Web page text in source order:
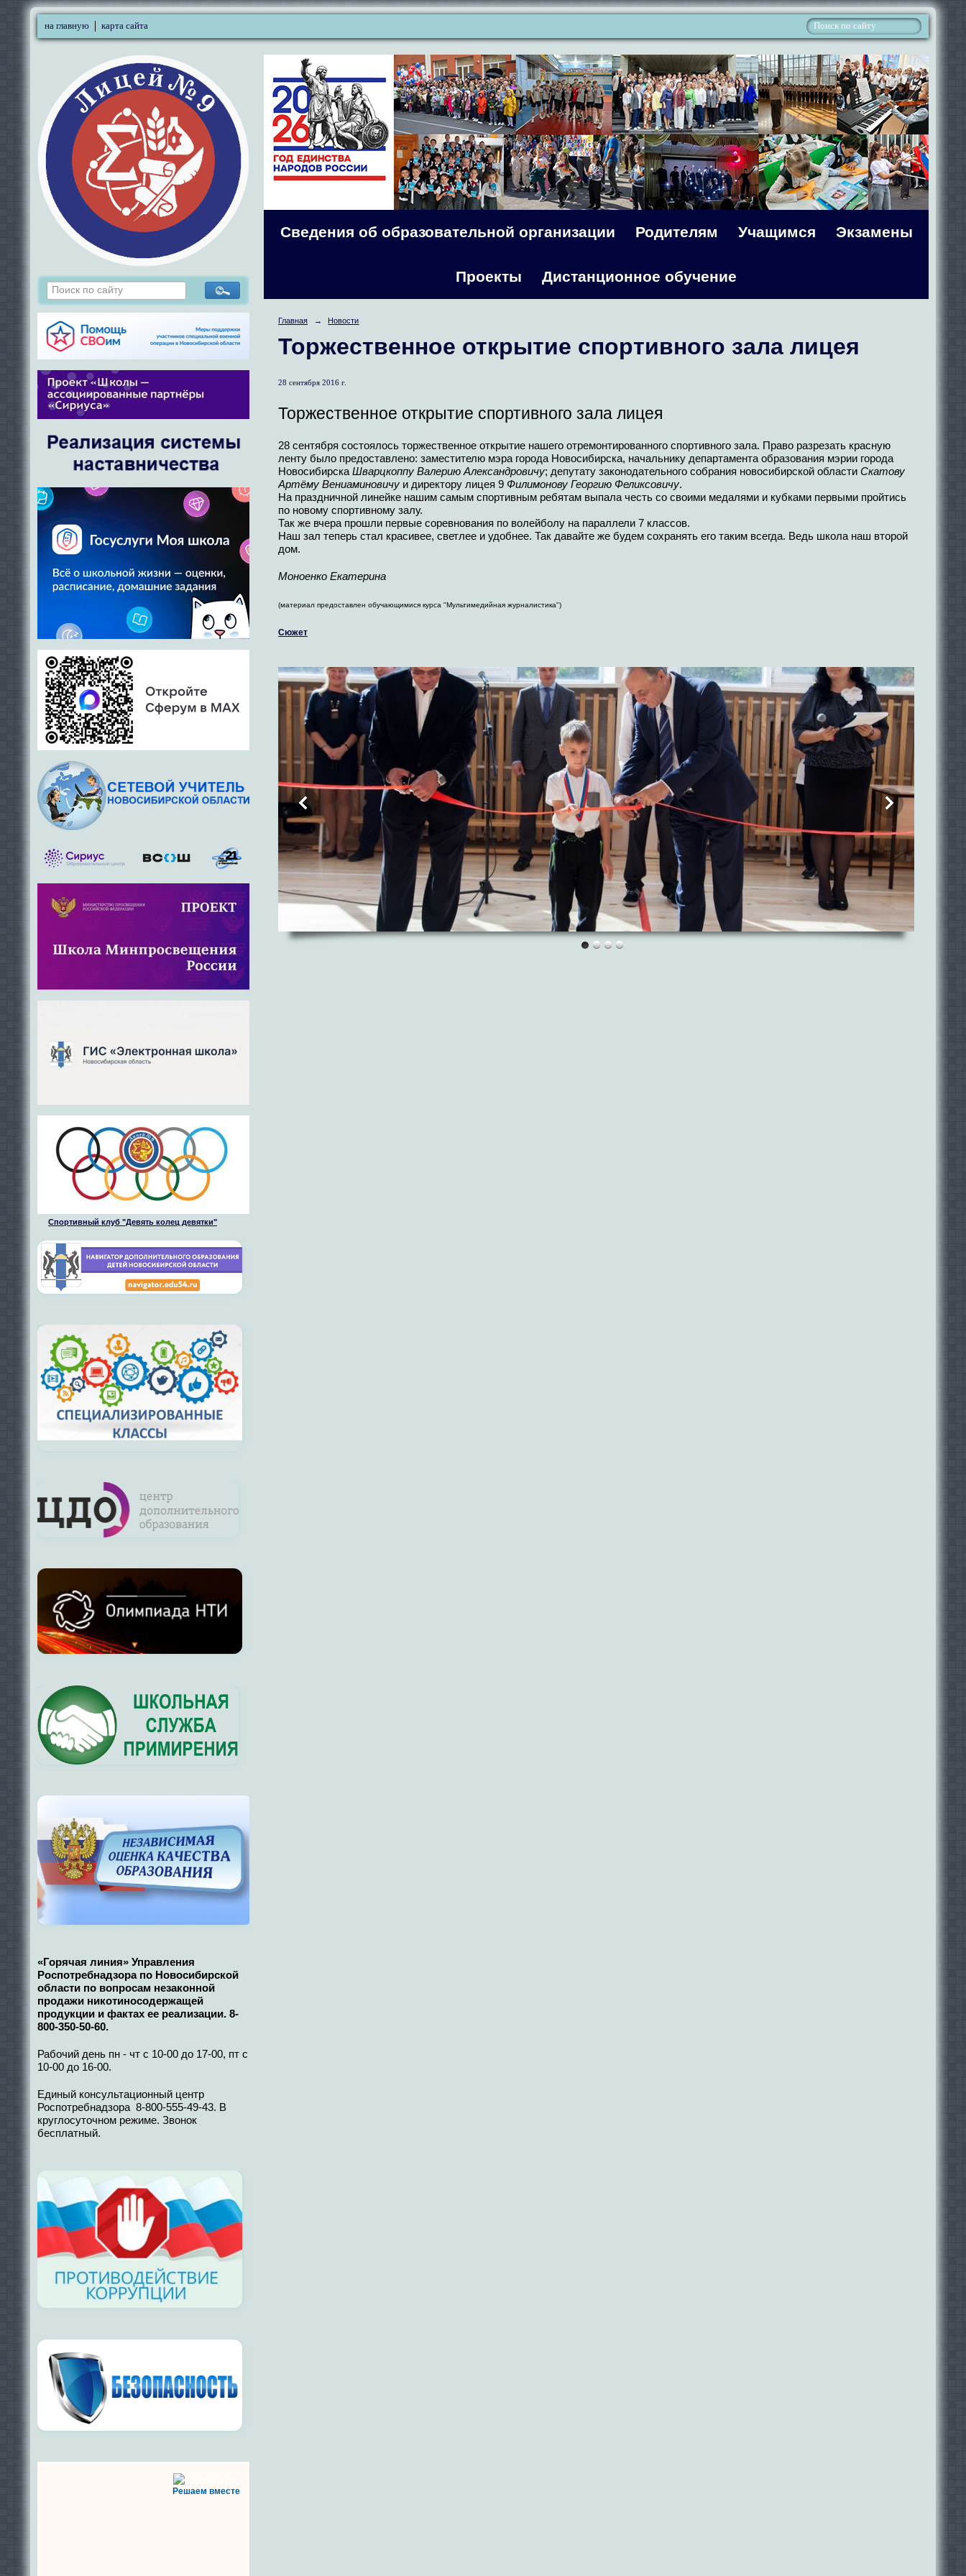
на главную карта сайта
Спортивный клуб "Девять колец девятки"
«Горячая линия» Управления
Роспотребнадзора по Новосибирской
области по вопросам незаконной
продажи никотиносодержащей
продукции и фактах ее реализации. 8-
800-350-50-60.
Рабочий день пн - чт с 10-00 до 17-00, пт с
10-00 до 16-00.
Единый консультационный центр
Роспотребнадзора 8-800-555-49-43. В
круглосуточном режиме. Звонок
бесплатный.
Решаем вместе
Сведения об образовательной организации Родителям Учащимся Экзамены
Проекты Дистанционное обучение
Главная → Новости
Торжественное открытие спортивного зала лицея
28 сентября 2016 г.
Торжественное открытие спортивного зала лицея
28 сентября состоялось торжественное открытие нашего отремонтированного спортивного зала. Право разрезать красную
ленту было предоставлено: заместителю мэра города Новосибирска, начальнику департамента образования мэрии города
Новосибирска Шварцкоппу Валерию Александровичу; депутату законодательного собрания новосибирской области Скатову
Артёму Вениаминовичу и директору лицея 9 Филимонову Георгию Феликсовичу.
На праздничной линейке нашим самым спортивным ребятам выпала честь со своими медалями и кубками первыми пройтись
по новому спортивному залу.
Так же вчера прошли первые соревнования по волейболу на параллели 7 классов.
Наш зал теперь стал красивее, светлее и удобнее. Так давайте же будем сохранять его таким всегда. Ведь школа наш второй
дом.
Моноенко Екатерина
(материал предоставлен обучающимися курса "Мультимедийная журналистика")
Сюжет